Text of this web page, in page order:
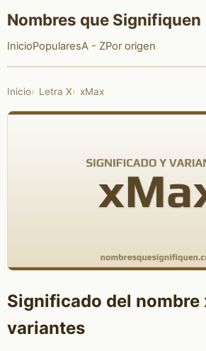
Nombres que Signifiquen
InicioPopularesA - ZPor origen
Inicio Letra X xMax
Significado del nombre
variantes